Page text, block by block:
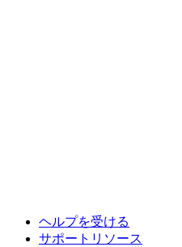
ヘルプを受ける
サポートリソース